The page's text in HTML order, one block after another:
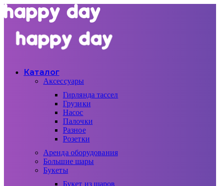
Каталог
Аксессуары
Гирлянда тассел
Грузики
Насос
Палочки
Разное
Розетки
Аренда оборудования
Большие шары
Букеты
Букет из шаров